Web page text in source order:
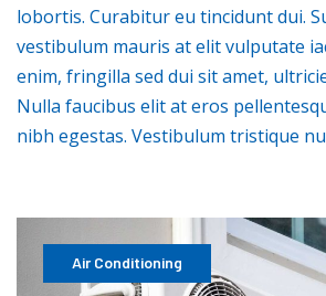
lobortis. Curabitur eu tincidunt dui.
vestibulum mauris at elit vulputate
enim, fringilla sed dui sit amet,
Nulla faucibus elit at eros
nibh egestas. Vestibulum tristique
Air Conditioning